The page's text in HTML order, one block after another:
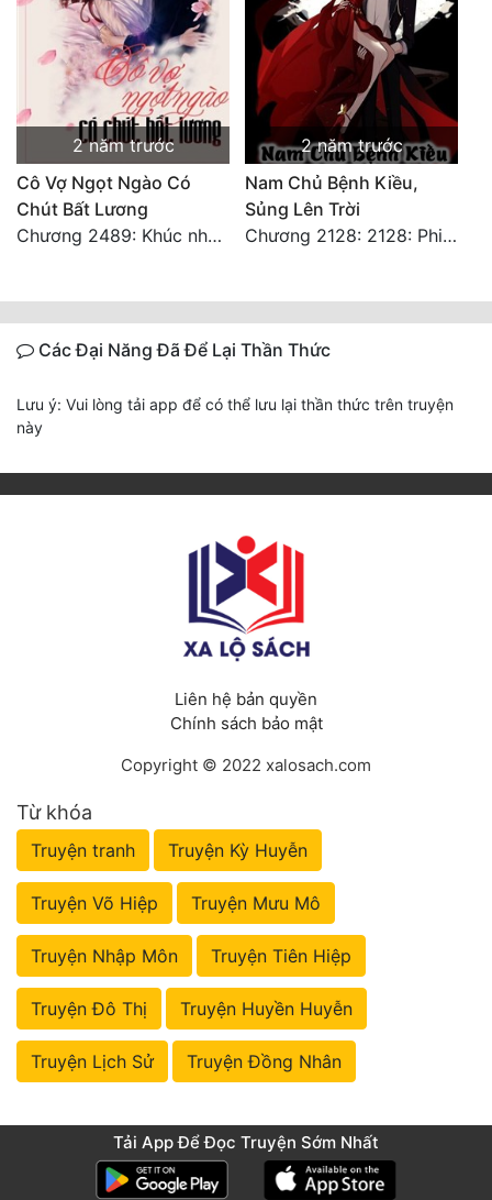
2 năm trước
Cô Vợ Ngọt Ngào Có
Chút Bất Lương
Chương 2489: Khúc nhạc dạo: Cuộc so đấu vô sỉ (Hoàn)
2 năm trước
Nam Chủ Bệnh Kiều,
Sủng Lên Trời
Chương 2128: 2128: Phiên Ngoại 10 Tô Cổ - Tiểu Hồng - Kết Thúc
Các Đại Năng Đã Để Lại Thần Thức
Lưu ý: Vui lòng tải app để có thể lưu lại thần thức trên truyện
này
Liên hệ bản quyền
Chính sách bảo mật
Copyright © 2022 xalosach.com
Từ khóa
Truyện tranh Truyện Kỳ Huyễn
Truyện Võ Hiệp Truyện Mưu Mô
Truyện Nhập Môn Truyện Tiên Hiệp
Truyện Đô Thị Truyện Huyền Huyễn
Truyện Lịch Sử Truyện Đồng Nhân
Tải App Để Đọc Truyện Sớm Nhất